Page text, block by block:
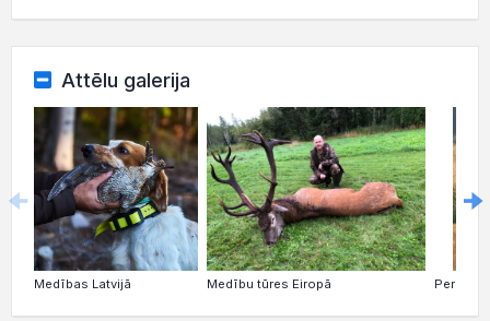
Attēlu galerija
Medības Latvijā Medību tūres Eiropā